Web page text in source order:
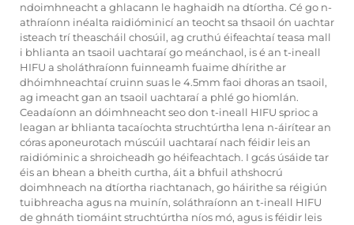
ndoimhneacht a ghlacann le haghaidh na dtíortha. Cé go n-
athraíonn inéalta raidióminicí an teocht sa thsaoil ón uachtar
isteach trí theascháil chosúil, ag cruthú éifeachtaí teasa mall
i bhlianta an tsaoil uachtaraí go meánchaol, is é an t-ineall
HIFU a sholáthraíonn fuinneamh fuaime dhírithe ar
dhóimhneachtaí cruinn suas le 4.5mm faoi dhoras an tsaoil,
ag imeacht gan an tsaoil uachtaraí a phlé go hiomlán.
Ceadaíonn an dóimhneacht seo don t-ineall HIFU sprioc a
leagan ar bhlianta tacaíochta struchtúrtha lena n-áirítear an
córas aponeurotach múscúil uachtaraí nach féidir leis an
raidióminic a shroicheadh go héifeachtach. I gcás úsáide tar
éis an bhean a bheith curtha, áit a bhfuil athshocrú
doimhneach na dtíortha riachtanach, go háirithe sa réigiún
tuibhreacha agus na muinín, soláthraíonn an t-ineall HIFU
de ghnáth tiomáint struchtúrtha níos mó, agus is féidir leis